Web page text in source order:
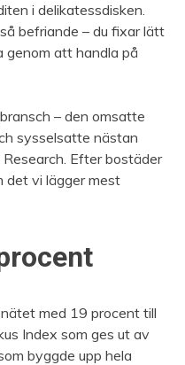
i delikatessdisken.
befriande – du fixar lätt
genom att handla på
– den omsatte
sysselsatte nästan
Efter bostäder
det vi lägger mest
med 19 procent till
Index som ges ut av
byggde upp hela